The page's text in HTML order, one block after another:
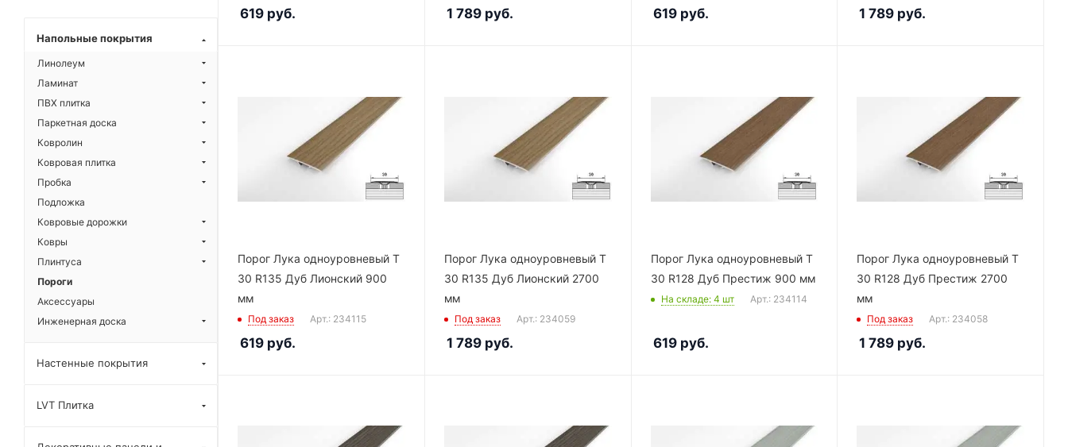
619 руб. 1 789руб. 619руб. 1 789 руб.
Порог Лука одноуровневый Т
30 R135 Дуб Лионский 900
мм
Под заказ Арт.: 234115
619 руб.
Порог Лука одноуровневый Т
30 R135 Дуб Лионский 2700
мм
Под заказ Арт.: 234059
1 789руб.
Порог Лука одноуровневый Т
30 R128 Дуб Престиж 900 мм
На складе: 4 шт Арт.: 234114
619руб.
Порог Лука одноуровневый Т
30 R128 Дуб Престиж 2700
мм
Под заказ Арт.: 234058
1 789 руб.
Напольные покрытия
Линолеум
Ламинат
ПВХ плитка
Паркетная доска
Ковролин
Ковровая плитка
Пробка
Подложка
Ковровые дорожки
Ковры
Плинтуса
Пороги
Аксессуары
Инженерная доска
Настенные покрытия
LVT Плитка